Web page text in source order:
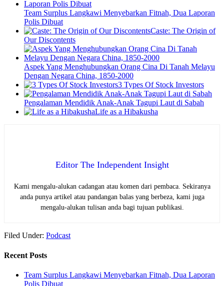
Team Surplus Langkawi Menyebarkan Fitnah, Dua Laporan
Polis Dibuat
Caste: The Origin of
Our Discontents
Aspek Yang Menghubungkan Orang Cina Di Tanah Melayu
Dengan Negara China, 1850-2000
3 Types Of Stock Investors
Pengalaman Mendidik Anak-Anak Tagupi Laut di Sabah
Life as a Hibakusha
Editor The Independent Insight
Kami mengalu-alukan cadangan atau komen dari pembaca. Sekiranya
anda punya artikel atau pandangan balas yang berbeza, kami juga
mengalu-alukan tulisan anda bagi tujuan publikasi.
Filed Under: Podcast
Recent Posts
Team Surplus Langkawi Menyebarkan Fitnah, Dua Laporan
Polis Dibuat